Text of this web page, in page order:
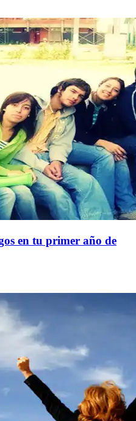
en tu primer año de